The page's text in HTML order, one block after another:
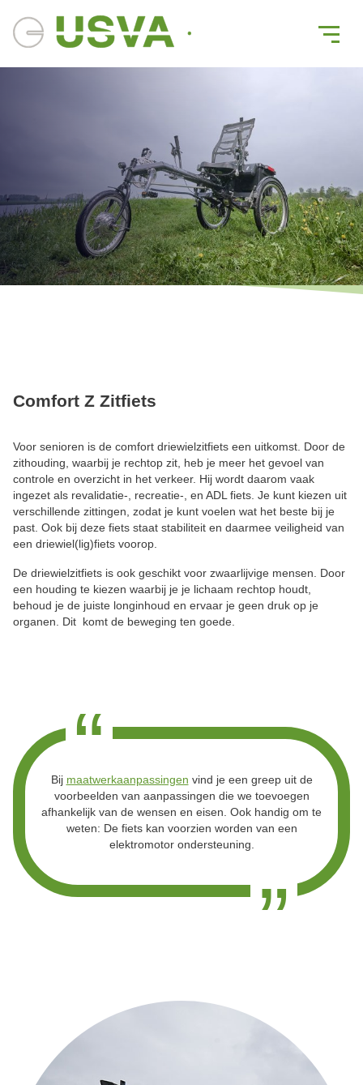
Voordelen van dit model
Hoge fiets en rompstabiliteit
Licht, maar stevig aluminium frame
Past door officiële deuren en fietspoortjes
Fietst licht met of zonder elektromotor ondersteuning
Comfort Z Zitfiets
Voor senioren is de comfort driewielzitfiets een uitkomst. Door de
zithouding, waarbij je rechtop zit, heb je meer het gevoel van
controle en overzicht in het verkeer. Hij wordt daarom vaak
ingezet als revalidatie-, recreatie-, en ADL fiets. Je kunt kiezen uit
verschillende zittingen, zodat je kunt voelen wat het beste bij je
past. Ook bij deze fiets staat stabiliteit en daarmee veiligheid van
een driewiel(lig)fiets voorop.
De driewielzitfiets is ook geschikt voor zwaarlijvige mensen. Door
een houding te kiezen waarbij je je lichaam rechtop houdt,
behoud je de juiste longinhoud en ervaar je geen druk op je
organen. Dit komt de beweging ten goede.
Bij maatwerkaanpassingen vind je een greep uit de
voorbeelden van aanpassingen die we toevoegen
afhankelijk van de wensen en eisen. Ook handig om te
weten: De fiets kan voorzien worden van een
elektromotor ondersteuning.